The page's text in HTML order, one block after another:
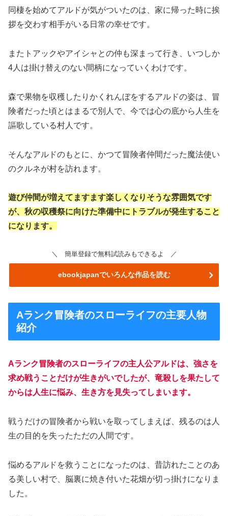
同棲を始めてアルドが気がついたのは、家に帰った時に挨
拶を交わす相手がいる日常の幸せです。
またトアックやアイシャとの仲も深まって行き、いつしか
4人は掛け替えのない間柄になっていくわけです。
森で果物を収穫したりかくれんぼをするアルドの姿は、冒
険者だった頃とはまるで別人で、今では心の底から人生を
謳歌している村人です。
そんなアルドのもとに、かつて冒険者仲間だった魔法使い
のクルネが村を訪れます。
遊び仲間が増えてますます楽しくなりそうな雰囲気です
が、秋の収穫祭に向けた準備中にトラブルが発生すること
になります。
＼ 簡単登録で無料試読みもできるよ ／
ebookjapanでいろんな作品を読む
Aランク冒険者のスローライフの主要人物
紹介
Aランク冒険者のスローライフの主人公アルドは、強さを
求め戦うことだけが生きがいでしたが、竜殺しを果たして
からは人生に悩み、生き方を見失ってしまいます。
戦うだけの冒険者から戦いを取ってしまえば、残るのは人
生の目的を失ったただの人間です。
悩めるアルドを救うことになったのは、昔訪れたことのあ
る美しい村で、脳裏に焼き付いた花畑が切っ掛けになりま
した。